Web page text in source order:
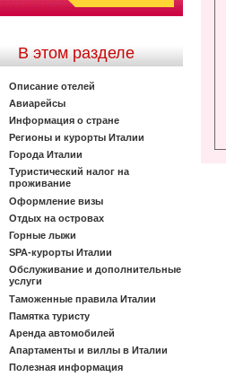
В этом разделе
Описание отелей
Авиарейсы
Информация о стране
Регионы и курорты Италии
Города Италии
Туристический налог на
проживание
Оформление визы
Отдых на островах
Горные лыжи
SPA-курорты Италии
Обслуживание и дополнительные
услуги
Таможенные правила Италии
Памятка туристу
Аренда автомобилей
Апартаменты и виллы в Италии
Полезная информация